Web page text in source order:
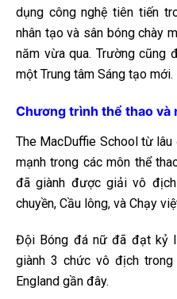
dụng công nghệ tiên tiến
nhân tạo và sân bóng chày
năm vừa qua. Trường cũng
một Trung tâm Sáng tạo mới.
Chương trình thể thao và
The MacDuffie School từ
mạnh trong các môn thể
đã giành được giải vô
chuyền, Cầu lông, và Chạy
Đội Bóng đá nữ đã đạt kỷ
giành 3 chức vô địch
England gần đây.